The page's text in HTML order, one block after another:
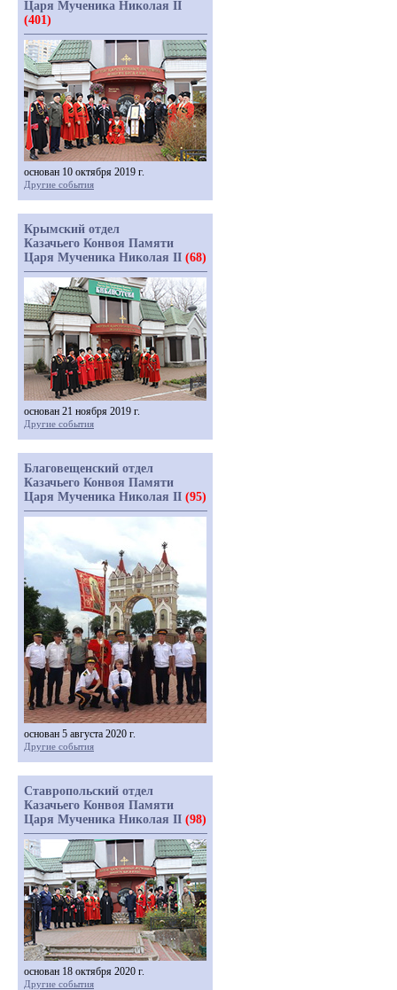
Царя Мученика Николая II
(401)
основан 10 октября 2019 г.
Другие события
Крымский отдел
Казачьего Конвоя Памяти
Царя Мученика Николая II (68)
основан 21 ноября 2019 г.
Другие события
Благовещенский отдел
Казачьего Конвоя Памяти
Царя Мученика Николая II (95)
основан 5 августа 2020 г.
Другие события
Ставропольский отдел
Казачьего Конвоя Памяти
Царя Мученика Николая II (98)
основан 18 октября 2020 г.
Другие события